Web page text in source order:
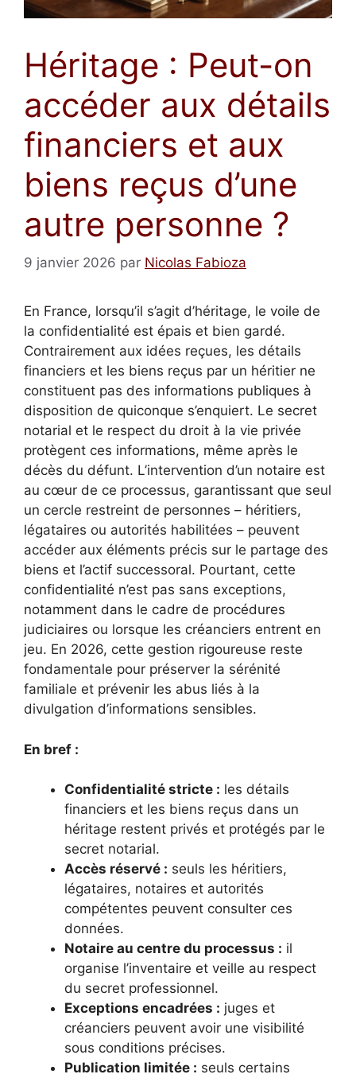
Héritage : Peut-on
accéder aux détails
financiers et aux
biens reçus d’une
autre personne ?
9 janvier 2026 par Nicolas Fabioza
En France, lorsqu’il s’agit d’héritage, le voile de
la confidentialité est épais et bien gardé.
Contrairement aux idées reçues, les détails
financiers et les biens reçus par un héritier ne
constituent pas des informations publiques à
disposition de quiconque s’enquiert. Le secret
notarial et le respect du droit à la vie privée
protègent ces informations, même après le
décès du défunt. L’intervention d’un notaire est
au cœur de ce processus, garantissant que seul
un cercle restreint de personnes – héritiers,
légataires ou autorités habilitées – peuvent
accéder aux éléments précis sur le partage des
biens et l’actif successoral. Pourtant, cette
confidentialité n’est pas sans exceptions,
notamment dans le cadre de procédures
judiciaires ou lorsque les créanciers entrent en
jeu. En 2026, cette gestion rigoureuse reste
fondamentale pour préserver la sérénité
familiale et prévenir les abus liés à la
divulgation d’informations sensibles.
En bref :
Confidentialité stricte : les détails
financiers et les biens reçus dans un
héritage restent privés et protégés par le
secret notarial.
Accès réservé : seuls les héritiers,
légataires, notaires et autorités
compétentes peuvent consulter ces
données.
Notaire au centre du processus : il
organise l’inventaire et veille au respect
du secret professionnel.
Exceptions encadrées : juges et
créanciers peuvent avoir une visibilité
sous conditions précises.
Publication limitée : seuls certains